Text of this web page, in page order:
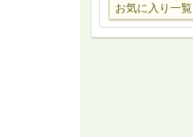
お気に入り一覧